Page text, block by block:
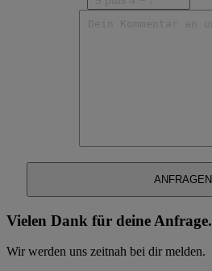
Vielen Dank für deine Anfrage.
Wir werden uns zeitnah bei dir melden.